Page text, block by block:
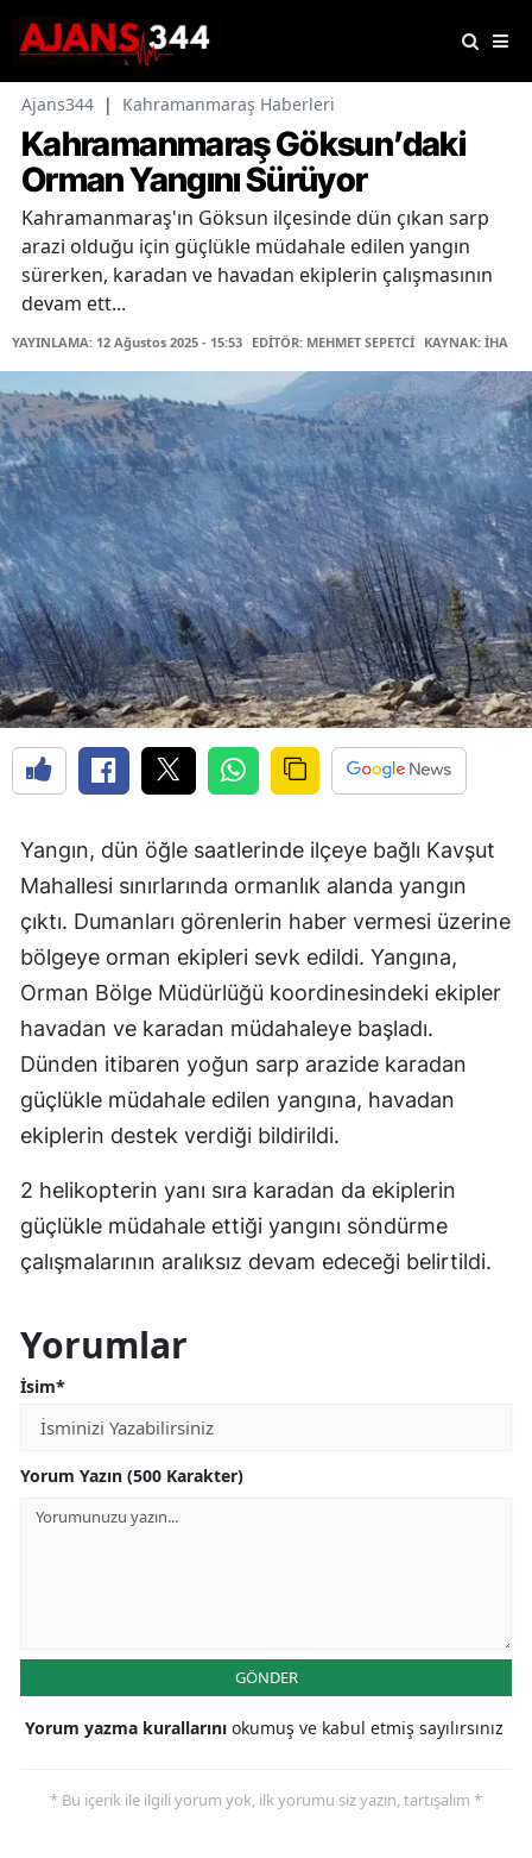
Ajans344 | Kahramanmaraş Haberleri
Kahramanmaraş Göksun’daki
Orman Yangını Sürüyor
Kahramanmaraş'ın Göksun ilçesinde dün çıkan sarp
arazi olduğu için güçlükle müdahale edilen yangın
sürerken, karadan ve havadan ekiplerin çalışmasının
devam ett...
YAYINLAMA: 12 Ağustos 2025 - 15:53 EDİTÖR: MEHMET SEPETCİ KAYNAK: İHA
Yangın, dün öğle saatlerinde ilçeye bağlı Kavşut
Mahallesi sınırlarında ormanlık alanda yangın
çıktı. Dumanları görenlerin haber vermesi üzerine
bölgeye orman ekipleri sevk edildi. Yangına,
Orman Bölge Müdürlüğü koordinesindeki ekipler
havadan ve karadan müdahaleye başladı.
Dünden itibaren yoğun sarp arazide karadan
güçlükle müdahale edilen yangına, havadan
ekiplerin destek verdiği bildirildi.
2 helikopterin yanı sıra karadan da ekiplerin
güçlükle müdahale ettiği yangını söndürme
çalışmalarının aralıksız devam edeceği belirtildi.
Yorumlar
İsim*
Yorum Yazın (500 Karakter)
GÖNDER
Yorum yazma kurallarını okumuş ve kabul etmiş sayılırsınız
* Bu içerik ile ilgili yorum yok, ilk yorumu siz yazın, tartışalım *